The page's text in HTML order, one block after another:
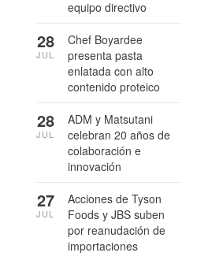
equipo directivo
Chef Boyardee
presenta pasta
enlatada con alto
contenido proteico
28
JUL
ADM y Matsutani
celebran 20 años de
colaboración e
innovación
28
JUL
Acciones de Tyson
Foods y JBS suben
por reanudación de
importaciones
27
JUL